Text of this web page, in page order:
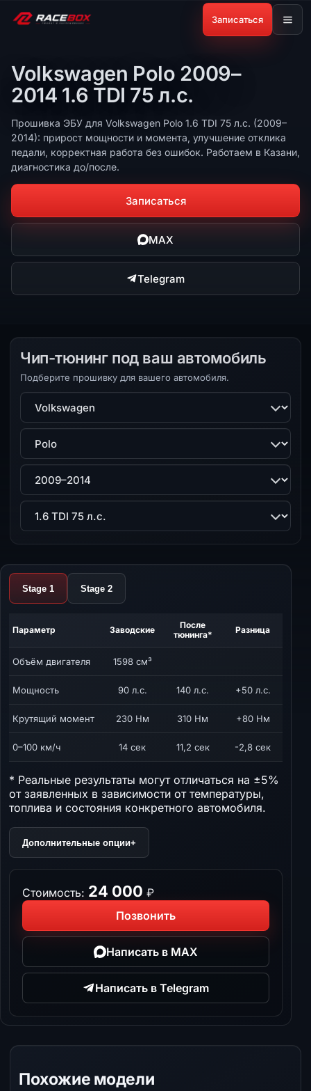
Записаться
Volkswagen Polo 2009–
2014 1.6 TDI 75 л.с.
Прошивка ЭБУ для Volkswagen Polo 1.6 TDI 75 л.с. (2009–
2014): прирост мощности и момента, улучшение отклика
педали, корректная работа без ошибок. Работаем в Казани,
диагностика до/после.
Записаться
MAX
Telegram
Чип-тюнинг под ваш автомобиль
Подберите прошивку для вашего автомобиля.
Марка
Модель
Поколение
Двигатель
Stage 1 Stage 2
Параметр Заводские
После
тюнинга*
Разница
Объём двигателя 1598 см³
Мощность 90 л.с. 140 л.с. +50 л.с.
Крутящий момент 230 Нм 310 Нм +80 Нм
0–100 км/ч 14 сек 11,2 сек -2,8 сек
* Реальные результаты могут отличаться на ±5%
от заявленных в зависимости от температуры,
топлива и состояния конкретного автомобиля.
Дополнительные опции+
Стоимость: 24 000 ₽
Позвонить
Написать в MAX
Написать в Telegram
Похожие модели